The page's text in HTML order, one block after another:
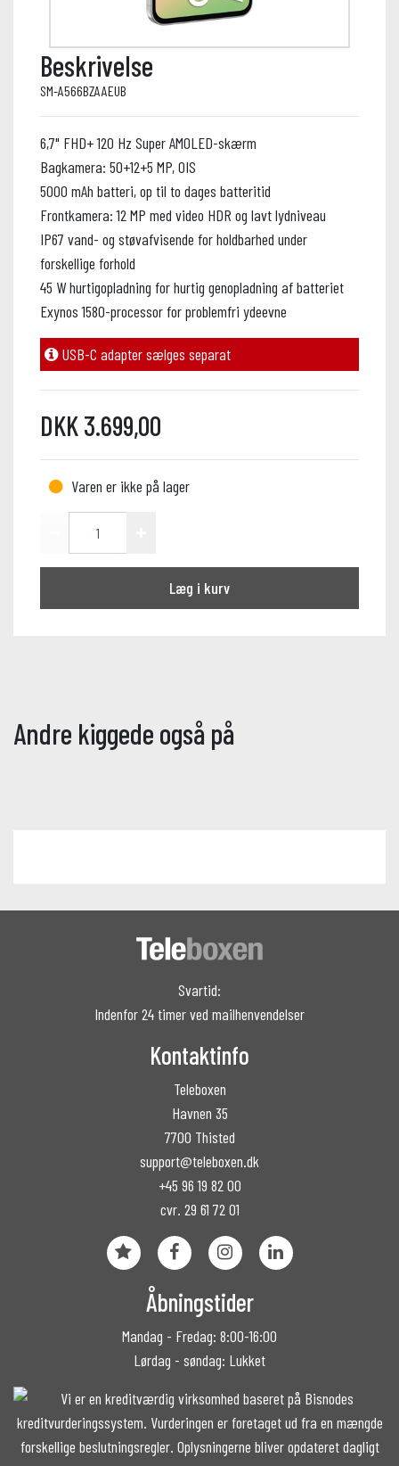
Beskrivelse
SM-A566BZAAEUB
6,7" FHD+ 120 Hz Super AMOLED-skærm
Bagkamera: 50+12+5 MP, OIS
5000 mAh batteri, op til to dages batteritid
Frontkamera: 12 MP med video HDR og lavt lydniveau
IP67 vand- og støvafvisende for holdbarhed under
forskellige forhold
45 W hurtigopladning for hurtig genopladning af batteriet
Exynos 1580-processor for problemfri ydeevne
USB-C adapter sælges separat
DKK 3.699,00
Varen er ikke på lager
Læg i kurv
Andre kiggede også på
Svartid:
Indenfor 24 timer ved mailhenvendelser
Kontaktinfo
Teleboxen
Havnen 35
7700 Thisted
support@teleboxen.dk
+45 96 19 82 00
cvr. 29 61 72 01
Åbningstider
Mandag - Fredag: 8:00-16:00
Lørdag - søndag: Lukket